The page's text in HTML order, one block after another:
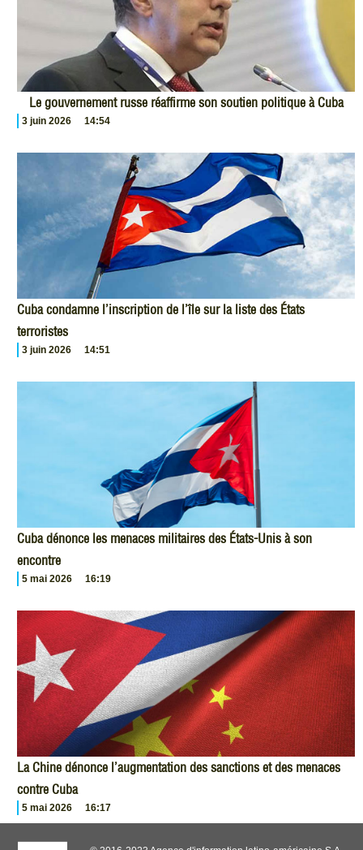
Le gouvernement russe réaffirme son soutien politique à Cuba
3 juin 2026 14:54
Cuba condamne l’inscription de l’île sur la liste des États
terroristes
3 juin 2026 14:51
Cuba dénonce les menaces militaires des États-Unis à son
encontre
5 mai 2026 16:19
La Chine dénonce l’augmentation des sanctions et des menaces
contre Cuba
5 mai 2026 16:17